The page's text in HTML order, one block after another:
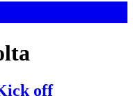
off